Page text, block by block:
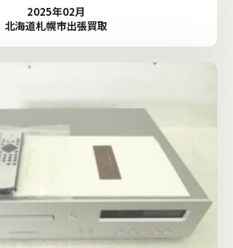
2025年02月
北海道札幌市出張買取